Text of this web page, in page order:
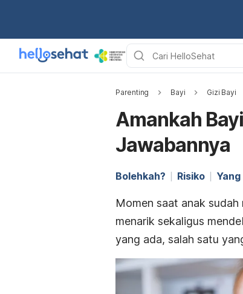
Parenting Bayi Gizi Bayi
Amankah
Jawabannya
Bolehkah? Risiko
Momen saat anak
menarik sekaligus
yang ada, salah satu